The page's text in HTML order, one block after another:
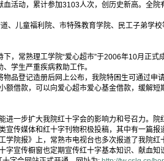
活动，累计参加3103人次，创历史新高。全院
儿童福利院、市特殊教育学院、民工子弟学校
，常熟理工学院“爱心超市”于2006年10月正式
学生严重疾病救助工作。
品登记造册后网上公布，我院特困生可通过申
额借款，可以向爱心超市爱心基金借款，缓解短
一步扩大我院红十字会的影响力和号召力。院
传媒体和红十字刊物积极投稿，其中有一篇报
院报》上，常熟市电视台也多次报道了我院红
宣传橱窗也定期宣传红十字基本知识、献血知